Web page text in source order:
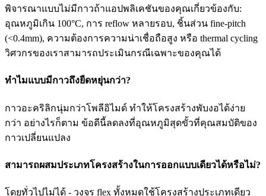
พิจารณาแบบไม่มีกาวถ้าแอปพลิเคชันของคุณเกี่ยวข้องกับ:
อุณหภูมิเกิน 100°C, การ reflow หลายรอบ, ชิ้นส่วน fine-pitch
(<0.4mm), ความต้องการความน่าเชื่อถือสูง หรือ thermal cycling
วิศวกรของเราสามารถประเมินกรณีเฉพาะของคุณได้
ทำไมแบบมีกาวถึงยืดหยุ่นกว่า?
กาวอะคริลิกนุ่มกว่าโพลีอิไมด์ ทำให้โครงสร้างพับงอได้ง่าย
กว่า อย่างไรก็ตาม ข้อดีนี้ลดลงที่อุณหภูมิสุดขั้วที่คุณสมบัติของ
กาวเปลี่ยนแปลง
สามารถผสมประเภทโครงสร้างในการออกแบบเดียวได้หรือไม่?
โดยทั่วไปไม่ได้ - วงจร flex ทั้งหมดใช้โครงสร้างประเภทเดียว